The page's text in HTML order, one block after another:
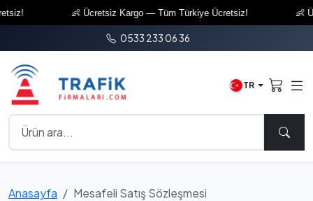
👶 Ücretsiz Kargo — Tüm Türkiye Ücretsiz! 👶
0533 233 06 36
TR
Anasayfa Mesafeli Satış Sözleşmesi